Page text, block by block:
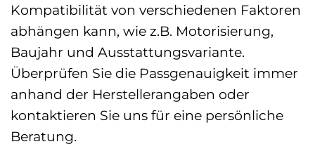
Kompatibilität von verschiedenen Faktoren
abhängen kann, wie z.B. Motorisierung,
Baujahr und Ausstattungsvariante.
Überprüfen Sie die Passgenauigkeit immer
anhand der Herstellerangaben oder
kontaktieren Sie uns für eine persönliche
Beratung.